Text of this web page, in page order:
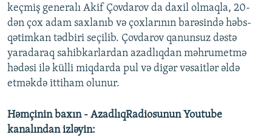
keçmiş generalı Akif Çovdarov da daxil olmaqla, 20-
dən çox adam saxlanıb və çoxlarının barəsində həbs-
qətimkan tədbiri seçilib. Çovdarov qanunsuz dəstə
yaradaraq sahibkarlardan azadlıqdan məhrumetmə
hədəsi ilə külli miqdarda pul və digər vəsaitlər əldə
etməkdə ittiham olunur.
Həmçinin baxın - AzadlıqRadiosunun Youtube
kanalından izləyin: